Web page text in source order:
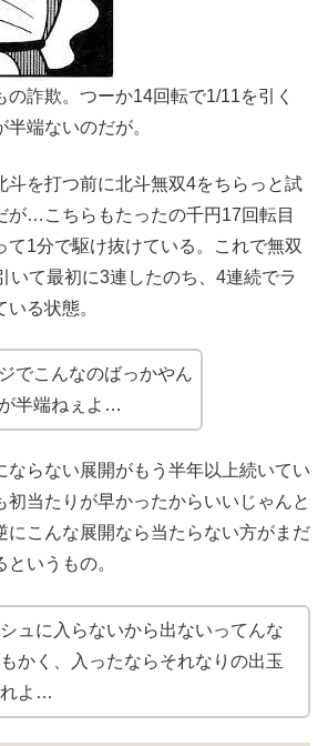
の詐欺。つーか14回転で1/11を引く
端ないのだが。
斗を打つ前に北斗無双4をちらっと試
が…こちらもたったの千円17回転目
て1分で駆け抜けている。これで無双
いて最初に3連したのち、4連続でラ
る状態。
でこんなのばっかやん
半端ねぇよ…
ならない展開がもう半年以上続いてい
初当たりが早かったからいいじゃんと
にこんな展開なら当たらない方がまだ
いうもの。
ュに入らないから出ないってんな
かく、入ったならそれなりの出玉
よ…